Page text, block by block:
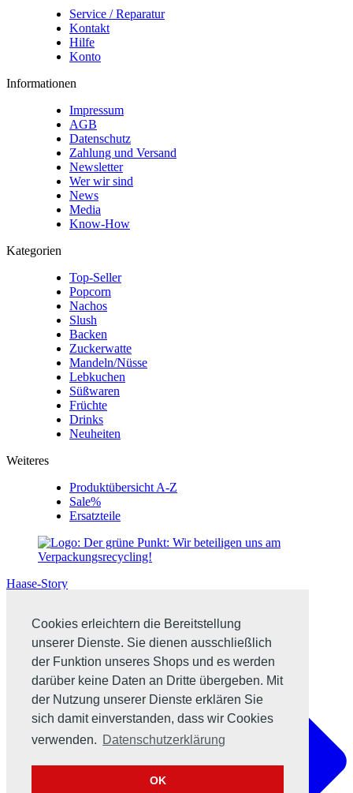
Cookies erleichtern die Bereitstellung
unserer Dienste. Sie dienen ausschließlich
der Funktion unseres Shops und es werden
darüber keine Daten an Dritte übergeben. Mit
der Nutzung unserer Dienste erklären Sie
sich damit einverstanden, dass wir Cookies
verwenden. Datenschutzerklärung
OK
Service / Reparatur
Kontakt
Hilfe
Konto
Informationen
Impressum
AGB
Datenschutz
Zahlung und Versand
Newsletter
Wer wir sind
News
Media
Know-How
Kategorien
Top-Seller
Popcorn
Nachos
Slush
Backen
Zuckerwatte
Mandeln/Nüsse
Lebkuchen
Süßwaren
Früchte
Drinks
Neuheiten
Weiteres
Produktübersicht A-Z
Sale%
Ersatzteile
Haase-Story